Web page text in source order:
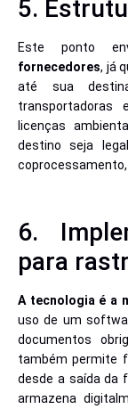
5.
Este ponto
fornecedores, já
até sua
transportadoras
licenças
destino seja
coprocessamento,
6.
para
A tecnologia é a
uso de um
documentos
também permite
desde a saída da
armazena